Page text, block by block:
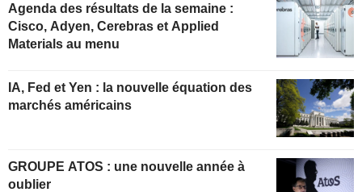
Agenda des résultats de la semaine :
Cisco, Adyen, Cerebras et Applied
Materials au menu
IA, Fed et Yen : la nouvelle équation des
marchés américains
GROUPE ATOS : une nouvelle année à
oublier